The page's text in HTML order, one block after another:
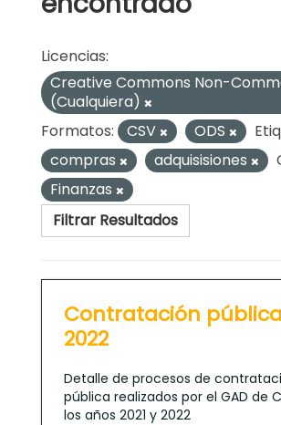
Licencias:
Creative Commons Non-
(Cualquiera)
Formatos:
CSV ODS
compras
adquisisiones
Finanzas
Filtrar Resultados
Contratación pública
2022
Detalle de procesos de
pública realizados por el GAD de
los años 2021 y 2022